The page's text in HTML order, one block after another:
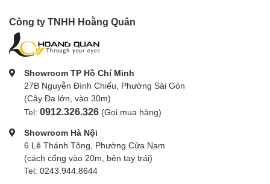
Công ty TNHH Hoằng Quân
Showroom TP Hồ Chí Minh
27B Nguyễn Đình Chiểu, Phường Sài Gòn
(Cây Đa lớn, vào 30m)
Tel: 0912.326.326 (Gọi mua hàng)
Showroom Hà Nội
6 Lê Thánh Tông, Phường Cửa Nam
(cách cổng vào 20m, bên tay trái)
Tel: 0243.944.8644